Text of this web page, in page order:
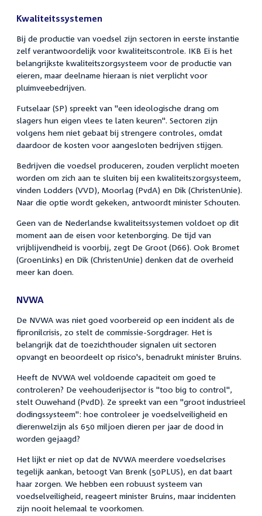
Kwaliteitssystemen
Bij de productie van voedsel zijn sectoren in eerste instantie
zelf verantwoordelijk voor kwaliteitscontrole. IKB Ei is het
belangrijkste kwaliteitszorgsysteem voor de productie van
eieren, maar deelname hieraan is niet verplicht voor
pluimveebedrijven.
Futselaar (SP) spreekt van "een ideologische drang om
slagers hun eigen vlees te laten keuren". Sectoren zijn
volgens hem niet gebaat bij strengere controles, omdat
daardoor de kosten voor aangesloten bedrijven stijgen.
Bedrijven die voedsel produceren, zouden verplicht moeten
worden om zich aan te sluiten bij een kwaliteitszorgsysteem,
vinden Lodders (VVD), Moorlag (PvdA) en Dik (ChristenUnie).
Naar die optie wordt gekeken, antwoordt minister Schouten.
Geen van de Nederlandse kwaliteitssystemen voldoet op dit
moment aan de eisen voor ketenborging. De tijd van
vrijblijvendheid is voorbij, zegt De Groot (D66). Ook Bromet
(GroenLinks) en Dik (ChristenUnie) denken dat de overheid
meer kan doen.
NVWA
De NVWA was niet goed voorbereid op een incident als de
fipronilcrisis, zo stelt de commissie-Sorgdrager. Het is
belangrijk dat de toezichthouder signalen uit sectoren
opvangt en beoordeelt op risico's, benadrukt minister Bruins.
Heeft de NVWA wel voldoende capaciteit om goed te
controleren? De veehouderijsector is "too big to control",
stelt Ouwehand (PvdD). Ze spreekt van een "groot industrieel
dodingssysteem": hoe controleer je voedselveiligheid en
dierenwelzijn als 650 miljoen dieren per jaar de dood in
worden gejaagd?
Het lijkt er niet op dat de NVWA meerdere voedselcrises
tegelijk aankan, betoogt Van Brenk (50PLUS), en dat baart
haar zorgen. We hebben een robuust systeem van
voedselveiligheid, reageert minister Bruins, maar incidenten
zijn nooit helemaal te voorkomen.